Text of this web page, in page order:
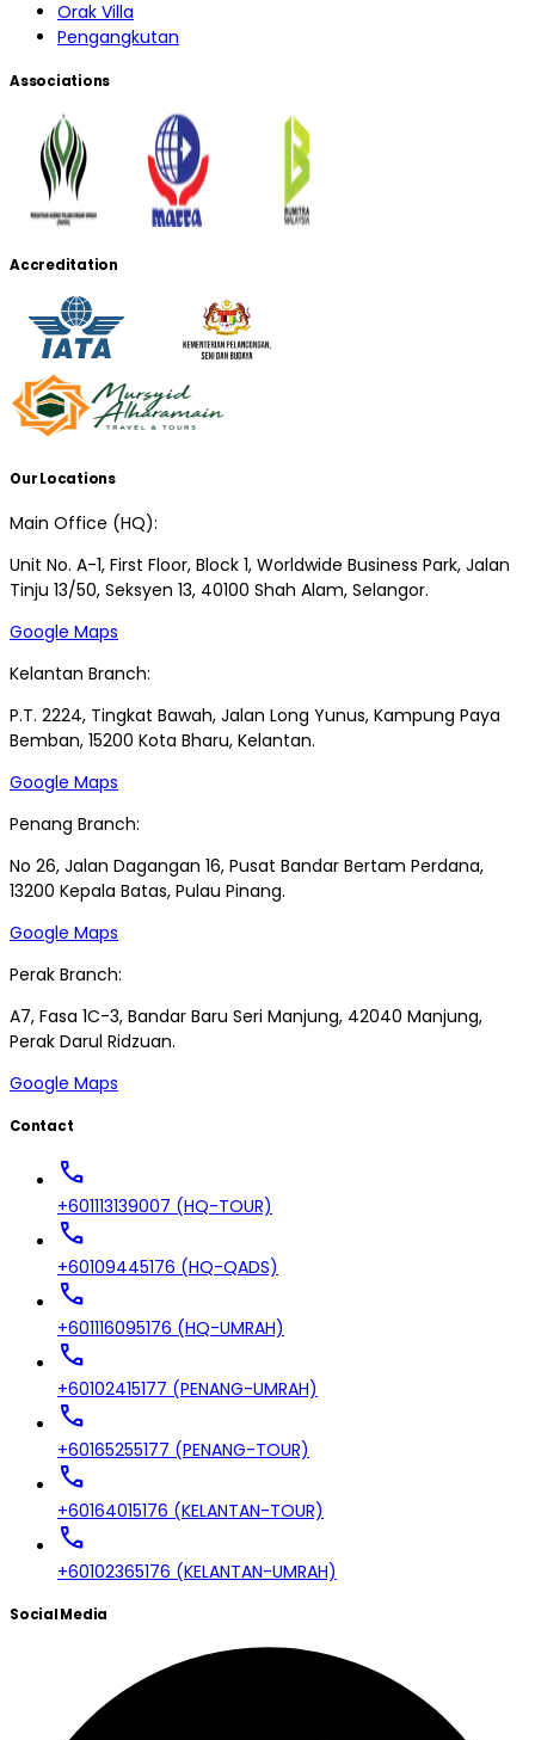
Orak Villa
Pengangkutan
Associations
Accreditation
Our Locations
Main Office (HQ):
Unit No. A-1, First Floor, Block 1, Worldwide Business Park, Jalan
Tinju 13/50, Seksyen 13, 40100 Shah Alam, Selangor.
Google Maps
Kelantan Branch:
P.T. 2224, Tingkat Bawah, Jalan Long Yunus, Kampung Paya
Bemban, 15200 Kota Bharu, Kelantan.
Google Maps
Penang Branch:
No 26, Jalan Dagangan 16, Pusat Bandar Bertam Perdana,
13200 Kepala Batas, Pulau Pinang.
Google Maps
Perak Branch:
A7, Fasa 1C-3, Bandar Baru Seri Manjung, 42040 Manjung,
Perak Darul Ridzuan.
Google Maps
Contact
call
+601113139007 (HQ-TOUR)
call
+60109445176 (HQ-QADS)
call
+601116095176 (HQ-UMRAH)
call
+60102415177 (PENANG-UMRAH)
call
+60165255177 (PENANG-TOUR)
call
+60164015176 (KELANTAN-TOUR)
call
+60102365176 (KELANTAN-UMRAH)
Social Media